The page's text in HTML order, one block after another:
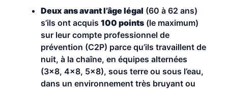
Deux ans avant l’âge légal (60 à 62 ans)
s’ils ont acquis 100 points (le maximum)
sur leur compte professionnel de
prévention (C2P) parce qu’ils travaillent de
nuit, à la chaîne, en équipes alternées
(3x8, 4x8, 5x8), sous terre ou sous l’eau,
dans un environnement très bruyant ou